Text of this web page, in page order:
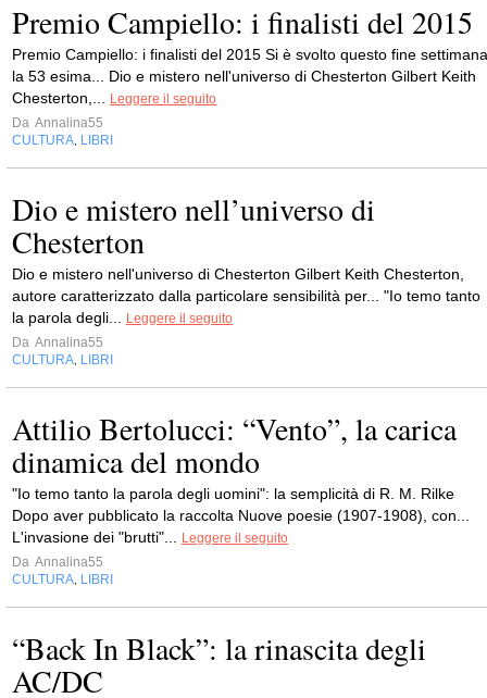
Premio Campiello: i finalisti del 2015
Premio Campiello: i finalisti del 2015 Si è svolto questo fine settimana
la 53 esima... Dio e mistero nell'universo di Chesterton Gilbert Keith
Chesterton,...
Leggere il seguito
Da Annalina55
CULTURA LIBRI
Dio e mistero nell’universo di
Chesterton
Dio e mistero nell'universo di Chesterton Gilbert Keith Chesterton,
autore caratterizzato dalla particolare sensibilità per... "Io temo tanto
la parola degli...
Leggere il seguito
Da Annalina55
CULTURA LIBRI
Attilio Bertolucci: “Vento”, la carica
dinamica del mondo
"Io temo tanto la parola degli uomini": la semplicità di R. M. Rilke
Dopo aver pubblicato la raccolta Nuove poesie (1907-1908), con...
L'invasione dei "brutti"...
Leggere il seguito
Da Annalina55
CULTURA LIBRI
“Back In Black”: la rinascita degli
AC/DC